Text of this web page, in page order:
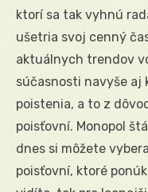
ktorí sa tak vyhnú
ušetria svoj cenný
aktuálnych trendov
súčasnosti navyše aj
poistenia, a to z
poisťovní. Monopol
dnes si môžete
poisťovní, ktoré